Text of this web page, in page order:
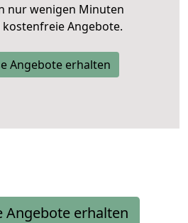
nur wenigen Minuten
Angebote.
Angebote erhalten
Angebote erhalten